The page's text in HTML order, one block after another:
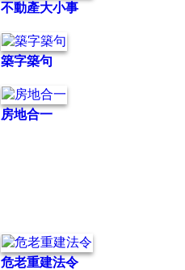
不動產大小事
築字築句
房地合一
危老重建法令